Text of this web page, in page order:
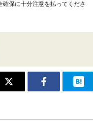
確保に十分注意を払ってくださ